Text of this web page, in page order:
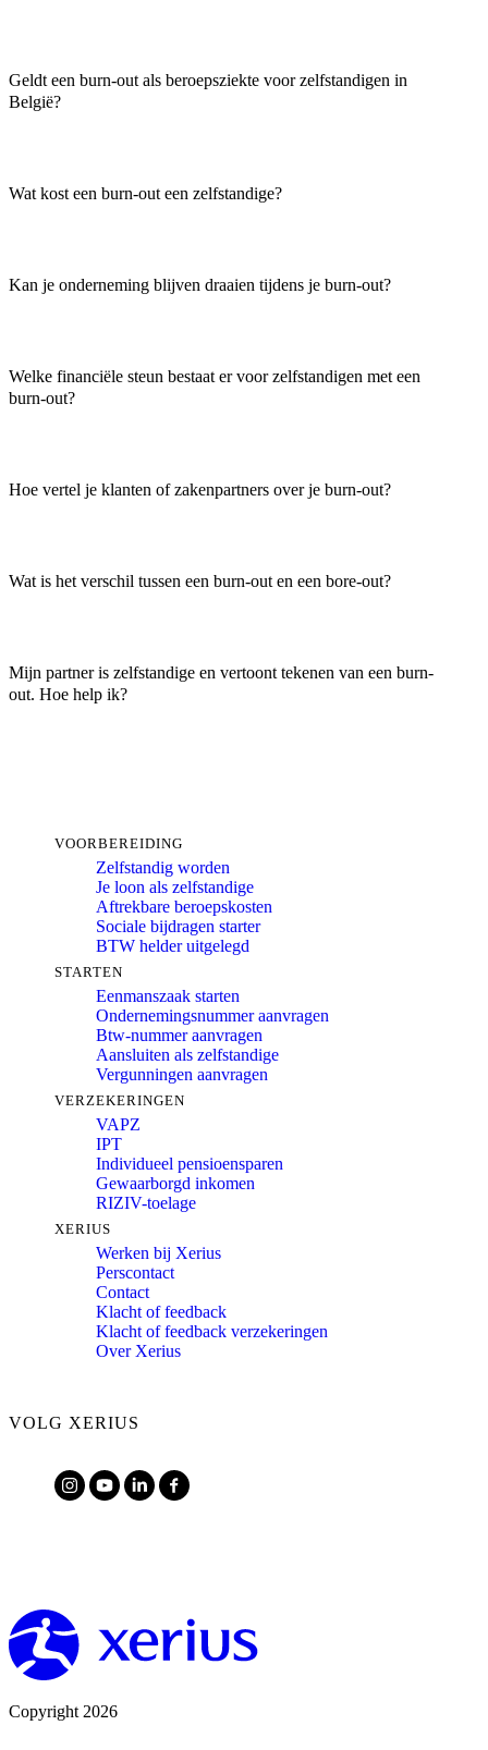
Geldt een burn-out als beroepsziekte voor zelfstandigen in
België?
Wat kost een burn-out een zelfstandige?
Kan je onderneming blijven draaien tijdens je burn-out?
Welke financiële steun bestaat er voor zelfstandigen met een
burn-out?
Hoe vertel je klanten of zakenpartners over je burn-out?
Wat is het verschil tussen een burn-out en een bore-out?
Mijn partner is zelfstandige en vertoont tekenen van een burn-
out. Hoe help ik?
VOORBEREIDING
Zelfstandig worden
Je loon als zelfstandige
Aftrekbare beroepskosten
Sociale bijdragen starter
BTW helder uitgelegd
STARTEN
Eenmanszaak starten
Ondernemingsnummer aanvragen
Btw-nummer aanvragen
Aansluiten als zelfstandige
Vergunningen aanvragen
VERZEKERINGEN
VAPZ
IPT
Individueel pensioensparen
Gewaarborgd inkomen
RIZIV-toelage
XERIUS
Werken bij Xerius
Perscontact
Contact
Klacht of feedback
Klacht of feedback verzekeringen
Over Xerius
VOLG XERIUS
Copyright 2026